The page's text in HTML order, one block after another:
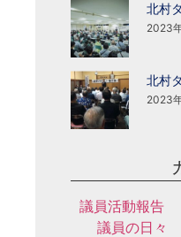
北村
2023
北村
2023
議員活動報告
議員の日々